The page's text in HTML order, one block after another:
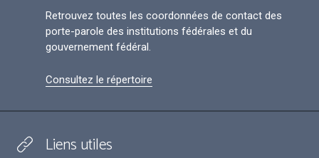
Retrouvez toutes les coordonnées de contact des
porte-parole des institutions fédérales et du
gouvernement fédéral.
Consultez le répertoire
Liens utiles